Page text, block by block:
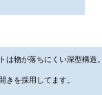
は物が落ちにくい深型構造。
きを採用してます。